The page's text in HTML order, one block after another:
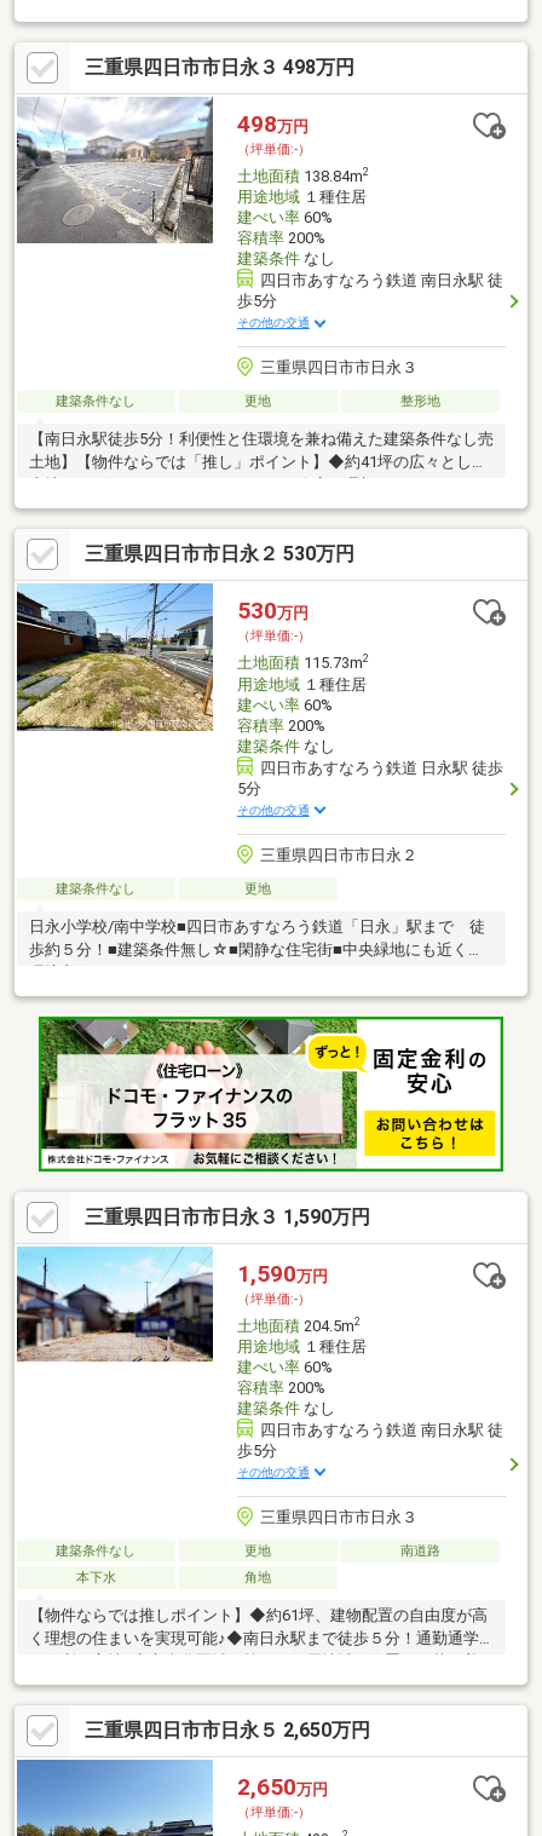
市ガス■ショッピングセンター、コンビニ、まで徒歩6分圏内！
日々の生活にも便利な立地です☆
三重県四日市市日永３ 498万円
498万円
（坪単価:-）
土地面積138.84m2
用途地域１種住居
建ぺい率60%
容積率200%
建築条件なし
四日市あすなろう鉄道 南日永駅 徒
歩5分
その他の交通
三重県四日市市日永３
建築条件なし 更地 整形地
【南日永駅徒歩5分！利便性と住環境を兼ね備えた建築条件なし売
土地】【物件ならでは「推し」ポイント】◆約41坪の広々とした
建てられる建築条件なし売土地です！◆平坦地で日当たり良好の
ため、明るく開放的な住まいを設計可能。閑静な住宅街ながら市
街地が近く、利便性も高いのが魅力です。【利便性◎の周辺環
境】◆四日市あすなろう鉄道「南日永」駅まで徒歩約5分の好立
地！2沿線利用可能で、毎日の通勤・通学に便利です。◆日永カ
ヨーまで徒歩約7分、日永小学校まで徒歩約7分と、生活利便施設
や教育施設が身近に揃い、子育て世代にも安心の住環境です。
三重県四日市市日永２ 530万円
530万円
（坪単価:-）
土地面積115.73m2
用途地域１種住居
建ぺい率60%
容積率200%
建築条件なし
四日市あすなろう鉄道 日永駅 徒歩
5分
その他の交通
三重県四日市市日永２
建築条件なし 更地
日永小学校/南中学校■四日市あすなろう鉄道「日永」駅まで 徒
歩約５分！■建築条件無し☆■閑静な住宅街■中央緑地にも近く住
環境良好♪
三重県四日市市日永３ 1,590万円
1,590万円
（坪単価:-）
土地面積204.5m2
用途地域１種住居
建ぺい率60%
容積率200%
建築条件なし
四日市あすなろう鉄道 南日永駅 徒
歩5分
その他の交通
三重県四日市市日永３
建築条件なし 更地
南道路
本下水
角地
【物件ならでは推しポイント】◆約61坪、建物配置の自由度が高
く理想の住まいを実現可能♪◆南日永駅まで徒歩５分！通勤通学
いた住環境と生活利便性を両立♪◆建築条件なしのため、お好き
なハウスメーカーでこだわりの住まいづくりが可能♪【利便性◎の
周辺環境】・日永小学校 徒歩7分 (約560m)・南中学校 徒歩30分
(約2350m)・日永カヨー 徒歩9分 (約670m)
三重県四日市市日永５ 2,650万円
2,650万円
（坪単価:-）